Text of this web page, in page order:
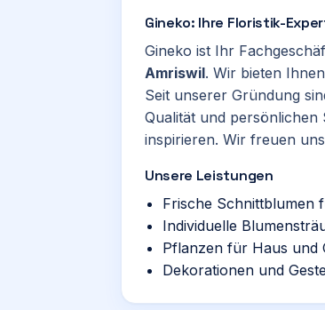
Gineko: Ihre Floristik-
Gineko ist Ihr
Amriswil. Wir bieten
Seit unserer Gründung
Qualität und persönlichen
inspirieren. Wir freuen
Unsere Leistungen
Frische Schnittblumen
Individuelle
Pflanzen für Haus und
Dekorationen und